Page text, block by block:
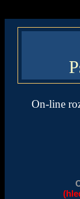
On-line